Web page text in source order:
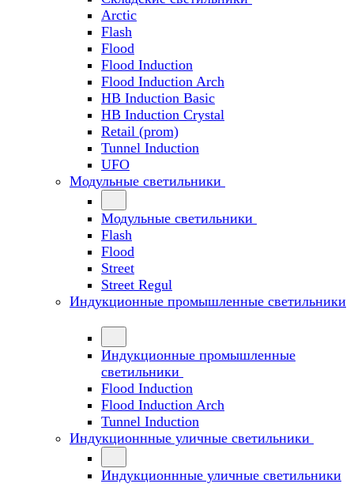
Arctic
Flash
Flood
Flood Induction
Flood Induction Arch
HB Induction Basic
HB Induction Crystal
Retail (prom)
Tunnel Induction
UFO
Модульные светильники
Модульные светильники
Flash
Flood
Street
Street Regul
Индукционные промышленные светильники
Индукционные промышленные
светильники
Flood Induction
Flood Induction Arch
Tunnel Induction
Индукционнные уличные светильники
Индукционнные уличные светильники